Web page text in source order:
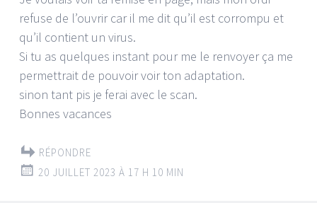
refuse de l’ouvrir car il me dit qu’il est corrompu et
qu’il contient un virus.
Si tu as quelques instant pour me le renvoyer ça me
permettrait de pouvoir voir ton adaptation.
sinon tant pis je ferai avec le scan.
Bonnes vacances
RÉPONDRE
20 JUILLET 2023 À 17 H 10 MIN